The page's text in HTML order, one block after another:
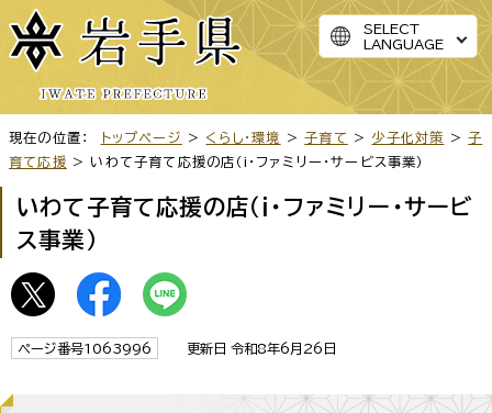
SELECT
LANGUAGE
現在の位置： トップページ > くらし・環境 >子育て > 少子化対策 >子
育て応援 > いわて子育て応援の店（i・ファミリー・サービス事業）
いわて子育て応援の店（i・ファミリー・サービ
ス事業）
ページ番号1063996 更新日 令和8年6月26日